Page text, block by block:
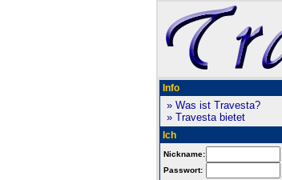
Info
» Was ist Travesta?
» Travesta bietet
Ich
Nickname:
Passwort: